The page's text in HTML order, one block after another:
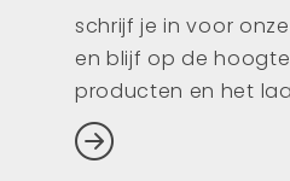
schrijf je in voor
en blijf op de
producten en het